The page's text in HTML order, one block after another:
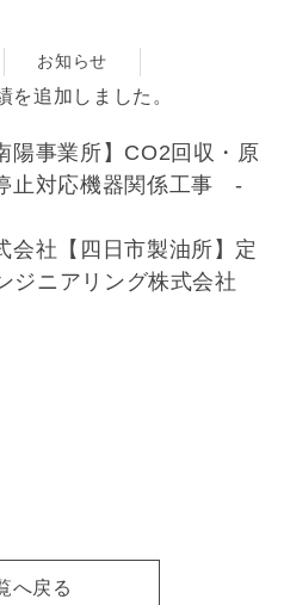
追加しました。
陽事業所】CO2回収・原
止対応機器関係工事 -
会社【四日市製油所】定
ニアリング株式会社
へ戻る
お知らせ